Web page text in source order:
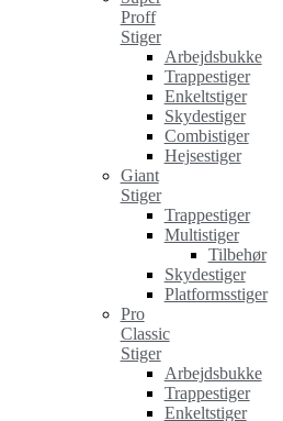
Proff
Stiger
Arbejdsbukke
Trappestiger
Enkeltstiger
Skydestiger
Combistiger
Hejsestiger
Giant
Stiger
Trappestiger
Multistiger
Tilbehør
Skydestiger
Platformsstiger
Pro
Classic
Stiger
Arbejdsbukke
Trappestiger
Enkeltstiger